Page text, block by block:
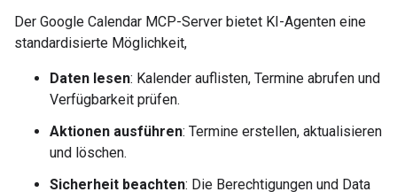
Der Google Calendar MCP-Server bietet KI-Agenten eine
standardisierte Möglichkeit,
Daten lesen: Kalender auflisten, Termine abrufen und
Verfügbarkeit prüfen.
Aktionen ausführen: Termine erstellen, aktualisieren
und löschen.
Sicherheit beachten: Die Berechtigungen und Data